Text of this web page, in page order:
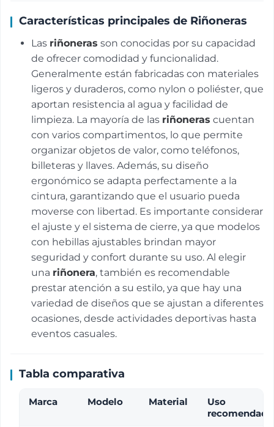
Características principales de Riñoneras
Las riñoneras son conocidas por su capacidad
de ofrecer comodidad y funcionalidad.
Generalmente están fabricadas con materiales
ligeros y duraderos, como nylon o poliéster, que
aportan resistencia al agua y facilidad de
limpieza. La mayoría de las riñoneras cuentan
con varios compartimentos, lo que permite
organizar objetos de valor, como teléfonos,
billeteras y llaves. Además, su diseño
ergonómico se adapta perfectamente a la
cintura, garantizando que el usuario pueda
moverse con libertad. Es importante considerar
el ajuste y el sistema de cierre, ya que modelos
con hebillas ajustables brindan mayor
seguridad y confort durante su uso. Al elegir
una riñonera, también es recomendable
prestar atención a su estilo, ya que hay una
variedad de diseños que se ajustan a diferentes
ocasiones, desde actividades deportivas hasta
eventos casuales.
Tabla comparativa
Marca Modelo Material
Uso
recomendado